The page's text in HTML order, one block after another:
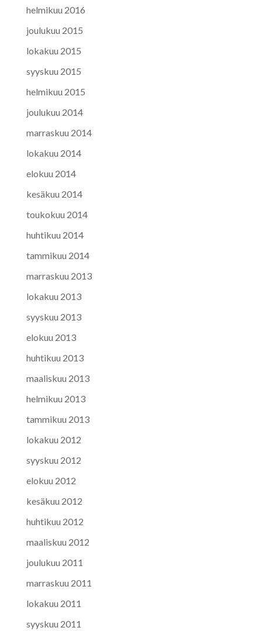
helmikuu 2016
joulukuu 2015
lokakuu 2015
syyskuu 2015
helmikuu 2015
joulukuu 2014
marraskuu 2014
lokakuu 2014
elokuu 2014
kesäkuu 2014
toukokuu 2014
huhtikuu 2014
tammikuu 2014
marraskuu 2013
lokakuu 2013
syyskuu 2013
elokuu 2013
huhtikuu 2013
maaliskuu 2013
helmikuu 2013
tammikuu 2013
lokakuu 2012
syyskuu 2012
elokuu 2012
kesäkuu 2012
huhtikuu 2012
maaliskuu 2012
joulukuu 2011
marraskuu 2011
lokakuu 2011
syyskuu 2011